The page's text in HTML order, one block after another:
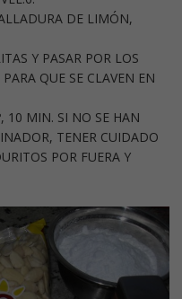
DE LIMÓN,
Y PASAR POR LOS
QUE SE CLAVEN EN
10 MIN. SI NO SE HAN
TENER CUIDADO
POR FUERA Y